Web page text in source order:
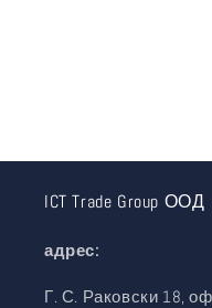
ICT Trade Group ООД
адрес:
Г. С. Раковски 18,